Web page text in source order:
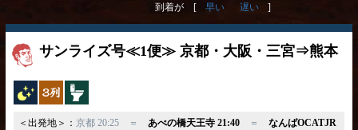
到着が [
早い 遅い ]
サンライズ号≪1便≫ 京都・大阪・三宮⇒熊本
夜行バス独立3列
＜出発地＞： 京都 20:25 ＝ あべの橋天王寺 21:40＝ なんばOCATJR